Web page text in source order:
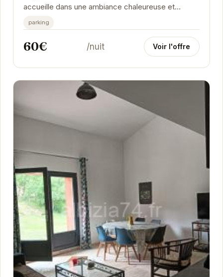
accueille dans une ambiance chaleureuse et
conviviale. Situé à proximité des thermes et des
commerces, il...
parking
60€ /nuit Voir l'offre